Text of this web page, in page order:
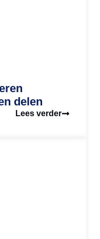
delen
Lees verder